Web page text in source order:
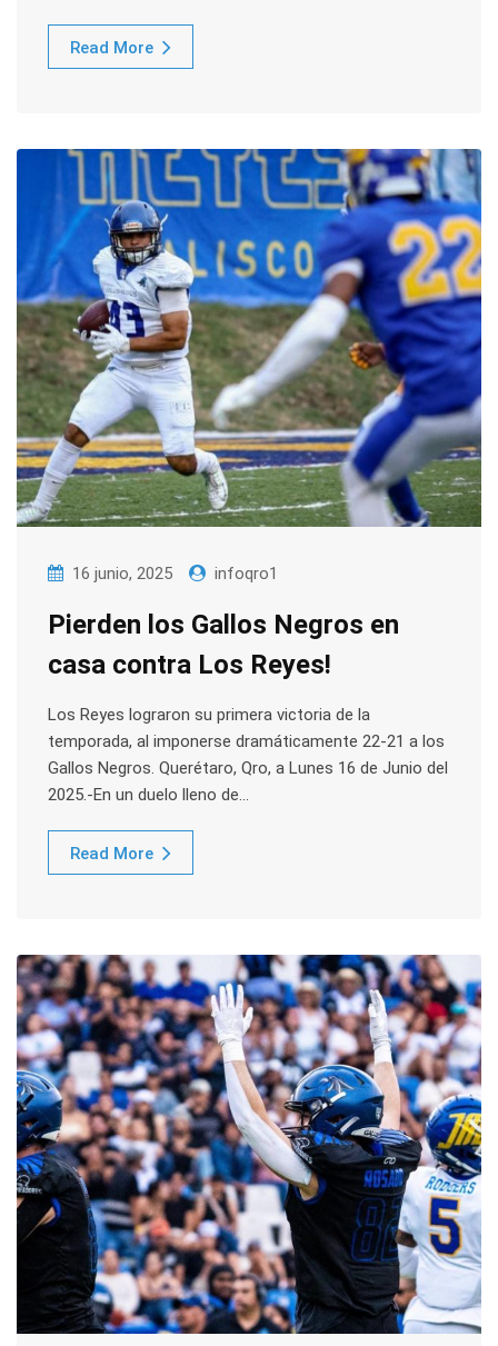
Read More
16 junio, 2025 infoqro1
Pierden los Gallos Negros en
casa contra Los Reyes!
Los Reyes lograron su primera victoria de la
temporada, al imponerse dramáticamente 22-21 a los
Gallos Negros. Querétaro, Qro, a Lunes 16 de Junio del
2025.-En un duelo lleno de…
Read More